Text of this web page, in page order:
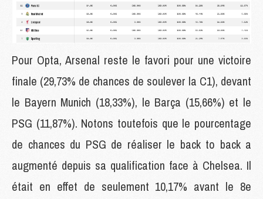
Pour Opta, Arsenal reste le favori pour une victoire
finale (29,73% de chances de soulever la C1), devant
le Bayern Munich (18,33%), le Barça (15,66%) et le
PSG (11,87%). Notons toutefois que le pourcentage
de chances du PSG de réaliser le back to back a
augmenté depuis sa qualification face à Chelsea. Il
était en effet de seulement 10,17% avant le 8e